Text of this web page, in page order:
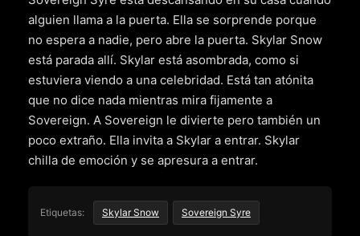
alguien llama a la puerta. Ella se sorprende porque
no espera a nadie, pero abre la puerta. Skylar Snow
está parada allí. Skylar está asombrada, como si
estuviera viendo a una celebridad. Está tan atónita
que no dice nada mientras mira fijamente a
Sovereign. A Sovereign le divierte pero también un
poco extraño. Ella invita a Skylar a entrar. Skylar
chilla de emoción y se apresura a entrar.
Etiquetas: Skylar Snow Sovereign Syre